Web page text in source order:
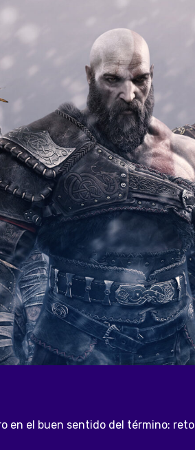
en el buen sentido del término: